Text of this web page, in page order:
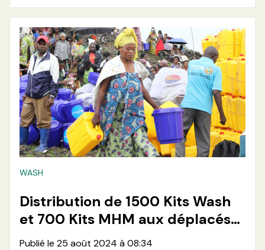
WASH
Distribution de 1500 Kits Wash
et 700 Kits MHM aux déplacés
du site de Kashaka en ville de
Publié le 25 août 2024 à 08:34